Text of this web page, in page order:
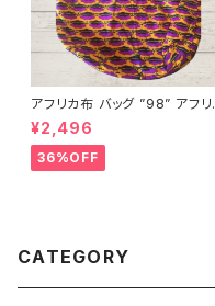
アフリカ布 バッグ ”98” アフリカ
ンプリント パーニュ カンガ キテ
ンゲ トートバッグ エコバッグ ギ
ニア フェアトレード INUWALIA
FRICA
¥2,496
36%OFF
CATEGORY